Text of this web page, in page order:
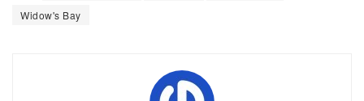
Widow's Bay